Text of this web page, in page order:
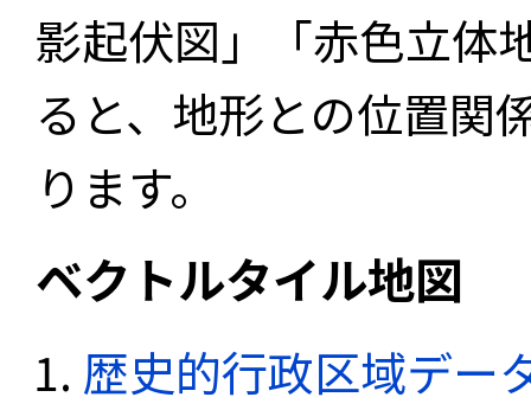
影起伏図」「赤色立体
ると、地形との位置関
ります。
ベクトルタイル地図
歴史的行政区域デー